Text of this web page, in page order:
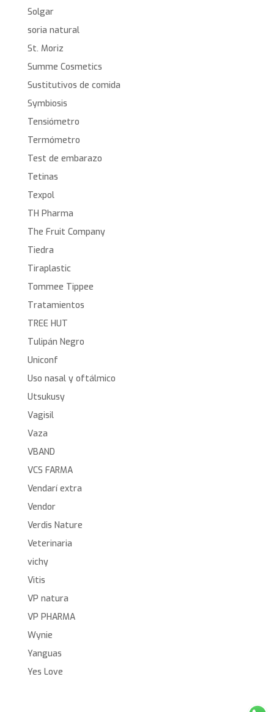
Solgar
soria natural
St. Moriz
Summe Cosmetics
Sustitutivos de comida
Symbiosis
Tensiómetro
Termómetro
Test de embarazo
Tetinas
Texpol
TH Pharma
The Fruit Company
Tiedra
Tiraplastic
Tommee Tippee
Tratamientos
TREE HUT
Tulipán Negro
Uniconf
Uso nasal y oftálmico
Utsukusy
Vagisil
Vaza
VBAND
VCS FARMA
Vendarí extra
Vendor
Verdis Nature
Veterinaria
vichy
Vitis
VP natura
VP PHARMA
Wynie
Yanguas
Yes Love